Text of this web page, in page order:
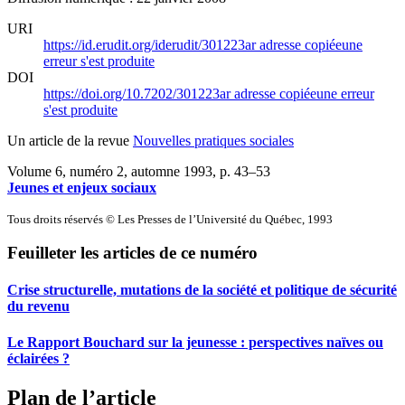
URI
https://id.erudit.org/iderudit/301223aradresse copiéeune
erreur s'est produite
DOI
https://doi.org/10.7202/301223aradresse copiéeune erreur
s'est produite
Un article de la revue Nouvelles pratiques sociales
Volume 6, numéro 2, automne 1993, p. 43–53
Jeunes et enjeux sociaux
Tous droits réservés © Les Presses de l’Université du Québec, 1993
Feuilleter les articles de ce numéro
Crise structurelle, mutations de la société et politique de sécurité
du revenu
Le Rapport Bouchard sur la jeunesse : perspectives naïves ou
éclairées ?
Plan de l’article